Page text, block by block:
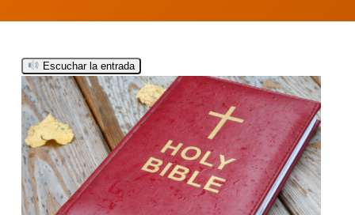
Escuchar la entrada